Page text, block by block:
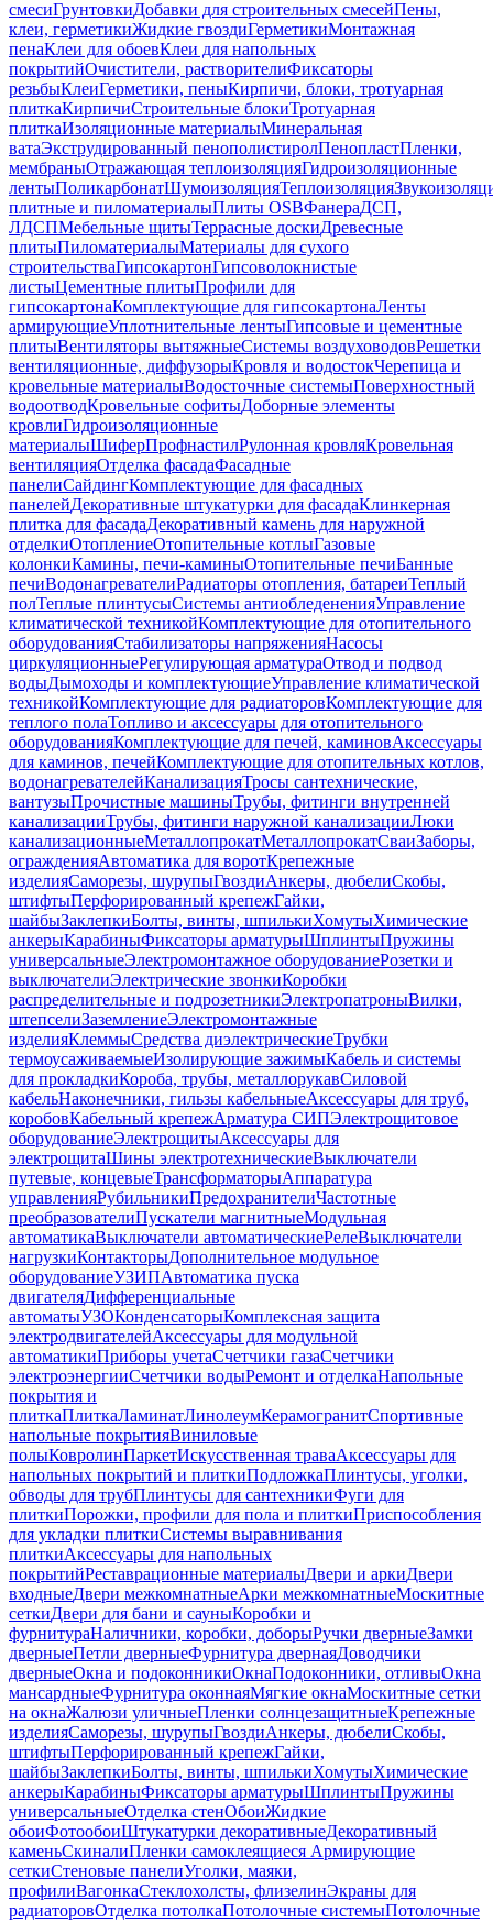
смесиГрунтовкиДобавки для строительных смесейПены,
клеи, герметикиЖидкие гвоздиГерметикиМонтажная
пенаКлеи для обоевКлеи для напольных
покрытийОчистители, растворителиФиксаторы
резьбыКлеиГерметики, пеныКирпичи, блоки, тротуарная
плиткаКирпичиСтроительные блокиТротуарная
плиткаИзоляционные материалыМинеральная
ватаЭкструдированный пенополистиролПенопластПленки,
мембраныОтражающая теплоизоляцияГидроизоляционные
лентыПоликарбонатШумоизоляцияТеплоизоляция
плитные и пиломатериалыПлиты OSBФанераДСП,
ЛДСПМебельные щитыТеррасные доскиДревесные
плитыПиломатериалыМатериалы для сухого
строительстваГипсокартонГипсоволокнистые
листыЦементные плитыПрофили для
гипсокартонаКомплектующие для гипсокартонаЛенты
армирующиеУплотнительные лентыГипсовые и цементные
плитыВентиляторы вытяжныеСистемы воздуховодовРешетки
вентиляционные, диффузорыКровля и водостокЧерепица и
кровельные материалыВодосточные системыПоверхностный
водоотводКровельные софитыДоборные элементы
кровлиГидроизоляционные
материалыШиферПрофнастилРулонная кровляКровельная
вентиляцияОтделка фасадаФасадные
панелиСайдингКомплектующие для фасадных
панелейДекоративные штукатурки для фасадаКлинкерная
плитка для фасадаДекоративный камень для наружной
отделкиОтоплениеОтопительные котлыГазовые
колонкиКамины, печи-каминыОтопительные печиБанные
печиВодонагревателиРадиаторы отопления, батареиТеплый
полТеплые плинтусыСистемы антиобледененияУправление
климатической техникойКомплектующие для отопительного
оборудованияСтабилизаторы напряженияНасосы
циркуляционныеРегулирующая арматураОтвод и подвод
водыДымоходы и комплектующиеУправление климатической
техникойКомплектующие для радиаторовКомплектующие для
теплого полаТопливо и аксессуары для отопительного
оборудованияКомплектующие для печей, каминовАксессуары
для каминов, печейКомплектующие для отопительных котлов,
водонагревателейКанализацияТросы сантехнические,
вантузыПрочистные машиныТрубы, фитинги внутренней
канализацииТрубы, фитинги наружной канализацииЛюки
канализационныеМеталлопрокатМеталлопрокатСваиЗаборы,
огражденияАвтоматика для воротКрепежные
изделияСаморезы, шурупыГвоздиАнкеры, дюбелиСкобы,
штифтыПерфорированный крепежГайки,
шайбыЗаклепкиБолты, винты, шпилькиХомутыХимические
анкерыКарабиныФиксаторы арматурыШплинтыПружины
универсальныеЭлектромонтажное оборудованиеРозетки и
выключателиЭлектрические звонкиКоробки
распределительные и подрозетникиЭлектропатроныВилки,
штепселиЗаземлениеЭлектромонтажные
изделияКлеммыСредства диэлектрическиеТрубки
термоусаживаемыеИзолирующие зажимыКабель и системы
для прокладкиКороба, трубы, металлорукавСиловой
кабельНаконечники, гильзы кабельныеАксессуары для труб,
коробовКабельный крепежАрматура СИПЭлектрощитовое
оборудованиеЭлектрощитыАксессуары для
электрощитаШины электротехническиеВыключатели
путевые, концевыеТрансформаторыАппаратура
управленияРубильникиПредохранителиЧастотные
преобразователиПускатели магнитныеМодульная
автоматикаВыключатели автоматическиеРелеВыключатели
нагрузкиКонтакторыДополнительное модульное
оборудованиеУЗИПАвтоматика пуска
двигателяДифференциальные
автоматыУЗОКонденсаторыКомплексная защита
электродвигателейАксессуары для модульной
автоматикиПриборы учетаСчетчики газаСчетчики
электроэнергииСчетчики водыРемонт и отделкаНапольные
покрытия и
плиткаПлиткаЛаминатЛинолеумКерамогранитСпортивные
напольные покрытияВиниловые
полыКовролинПаркетИскусственная траваАксессуары для
напольных покрытий и плиткиПодложкаПлинтусы, уголки,
обводы для трубПлинтусы для сантехникиФуги для
плиткиПорожки, профили для пола и плиткиПриспособления
для укладки плиткиСистемы выравнивания
плиткиАксессуары для напольных
покрытийРеставрационные материалыДвери и аркиДвери
входныеДвери межкомнатныеАрки межкомнатныеМоскитные
сеткиДвери для бани и сауныКоробки и
фурнитураНаличники, коробки, доборыРучки дверныеЗамки
дверныеПетли дверныеФурнитура двернаяДоводчики
дверныеОкна и подоконникиОкнаПодоконники, отливыОкна
мансардныеФурнитура оконнаяМягкие окнаМоскитные сетки
на окнаЖалюзи уличныеПленки солнцезащитныеКрепежные
изделияСаморезы, шурупыГвоздиАнкеры, дюбелиСкобы,
штифтыПерфорированный крепежГайки,
шайбыЗаклепкиБолты, винты, шпилькиХомутыХимические
анкерыКарабиныФиксаторы арматурыШплинтыПружины
универсальныеОтделка стенОбоиЖидкие
обоиФотообоиШтукатурки декоративныеДекоративный
каменьСкиналиПленки самоклеящиеся Армирующие
сеткиСтеновые панелиУголки, маяки,
профилиВагонкаСтеклохолсты, флизелинЭкраны для
радиаторовОтделка потолкаПотолочные системыПотолочные